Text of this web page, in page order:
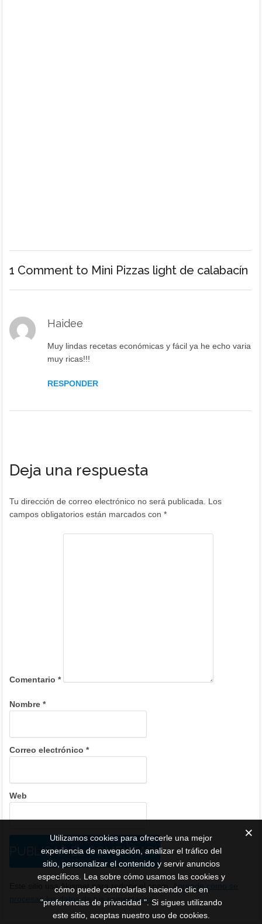
1 Comment to Mini Pizzas light de calabacín
Haidee
Muy lindas recetas económicas y fácil ya he echo varia
muy ricas!!!
RESPONDER
Deja una respuesta
Tu dirección de correo electrónico no será publicada.
Los
campos obligatorios están marcados con*
Comentario*
Nombre*
Correo electrónico*
Web
Este sitio usa Akismet para reducir el spam.
Aprende cómo se
procesan los datos de tus comentarios.
Utilizamos cookies para ofrecerle una mejor
experiencia de navegación, analizar el tráfico del
sitio, personalizar el contenido y servir anuncios
específicos. Lea sobre cómo usamos las cookies y
cómo puede controlarlas haciendo clic en
"preferencias de privacidad ". Si sigues utilizando
este sitio, aceptas nuestro uso de cookies.